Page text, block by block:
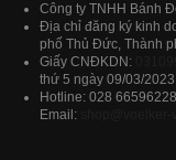
Công ty TNHH Bánh
Địa chỉ đăng ký kinh
phố Thủ Đức, Thành
Giấy CNĐKDN:
thứ 5 ngày 09/03/2023
Hotline: 028 66596228
Email: